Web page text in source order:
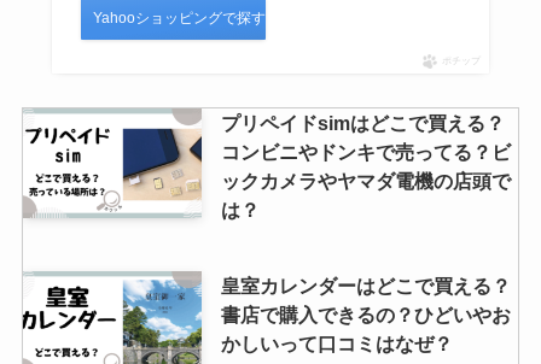
Yahooショッピングで探す
ポチップ
プリペイドsimはどこで買える？
コンビニやドンキで売ってる？ビ
ックカメラやヤマダ電機の店頭で
は？
皇室カレンダーはどこで買える？
書店で購入できるの？ひどいやお
かしいって口コミはなぜ？